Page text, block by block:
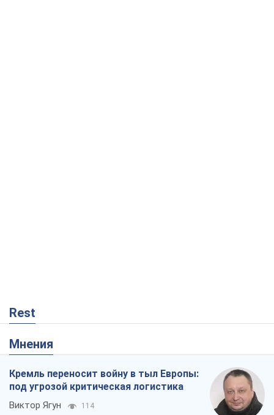
Rest
Мнения
Кремль переносит войну в тыл Европы:
под угрозой критическая логистика
Виктор Ягун 114